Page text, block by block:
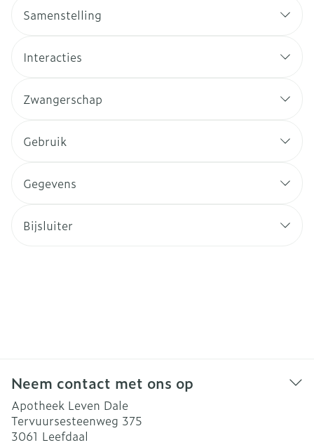
Samenstelling
Interacties
Zwangerschap
Gebruik
Gegevens
Bijsluiter
Neem contact met ons op
Apotheek Leven Dale
Tervuursesteenweg 375
3061 Leefdaal